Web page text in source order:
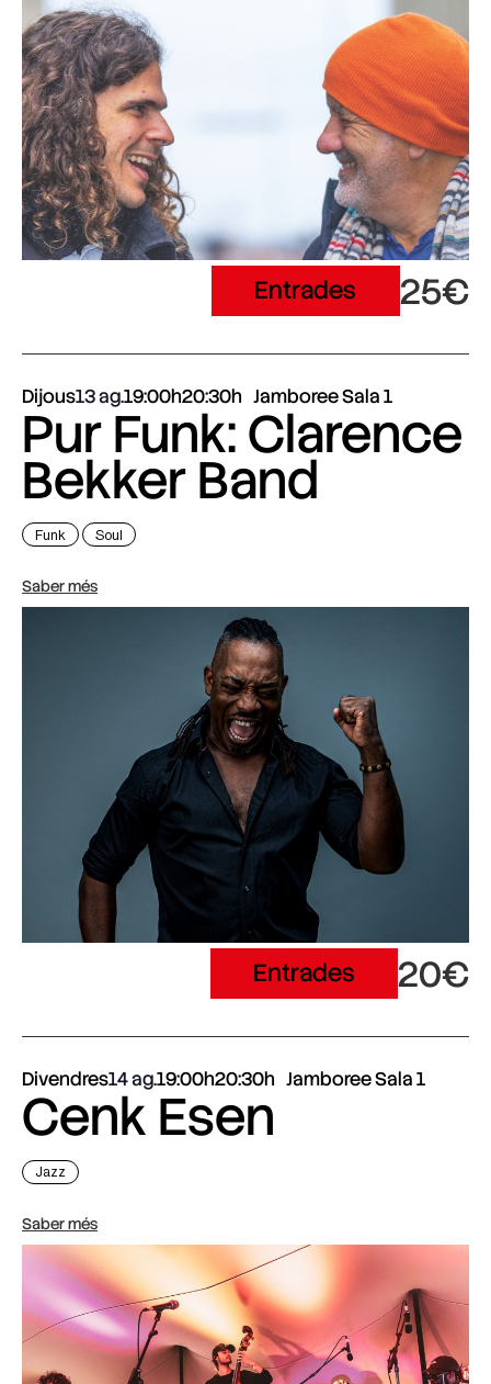
Entrades 25€
Dijous13 ag.19:00h20:30h Jamboree Sala 1
Pur Funk: Clarence
Bekker Band
Funk Soul
Saber més
Entrades 20€
Divendres14 ag.19:00h20:30h Jamboree Sala 1
Cenk Esen
Jazz
Saber més